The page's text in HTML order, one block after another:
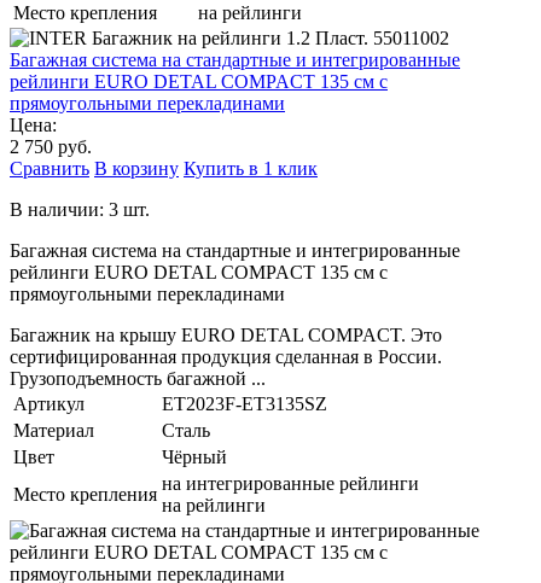
Место крепления
на рейлинги
Багажная система на стандартные и интегрированные
рейлинги EURO DETAL COMPACT 135 см с
прямоугольными перекладинами
Цена:
2 750 руб.
Сравнить В корзину Купить в 1 клик
В наличии: 3 шт.
Багажная система на стандартные и интегрированные
рейлинги EURO DETAL COMPACT 135 см с
прямоугольными перекладинами
Багажник на крышу EURO DETAL COMPACT. Это
сертифицированная продукция сделанная в России.
Грузоподъемность багажной ...
Артикул
ET2023F-ET3135SZ
Материал
Сталь
Цвет
Чёрный
Место крепления
на интегрированные рейлинги
на рейлинги